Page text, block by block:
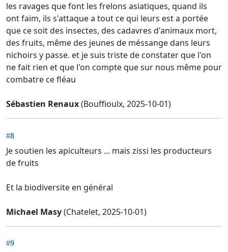
les ravages que font les frelons asiatiques, quand ils
ont faim, ils s'attaque a tout ce qui leurs est a portée
que ce soit des insectes, des cadavres d'animaux mort,
des fruits, même des jeunes de méssange dans leurs
nichoirs y passe. et je suis triste de constater que l'on
ne fait rien et que l'on compte que sur nous même pour
combatre ce fléau
Sébastien Renaux(Bouffioulx, 2025-10-01)
#8
Je soutien les apiculteurs ... mais zissi les producteurs
de fruits
Et la biodiversite en général
Michael Masy(Chatelet, 2025-10-01)
#9